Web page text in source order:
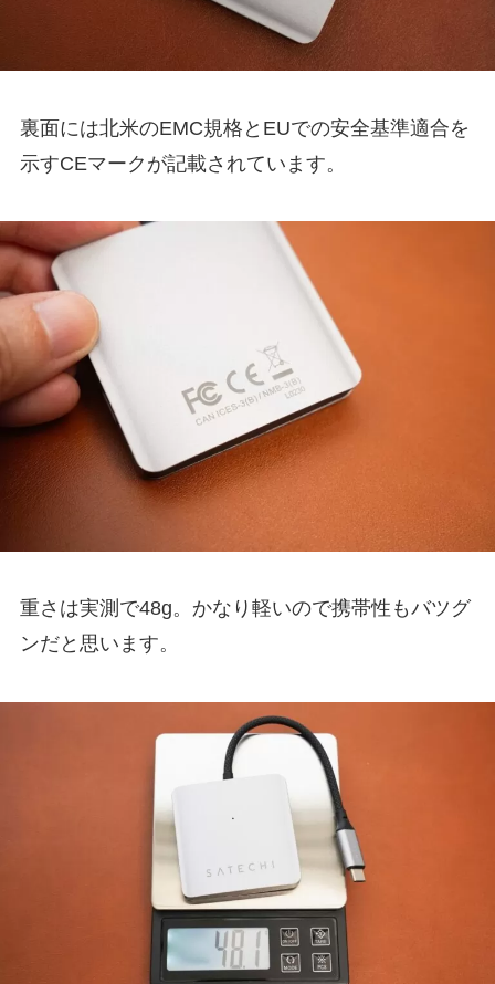
裏面には北米のEMC規格とEUでの安全基準適合を
示すCEマークが記載されています。
重さは実測で48g。かなり軽いので携帯性もバツグ
ンだと思います。